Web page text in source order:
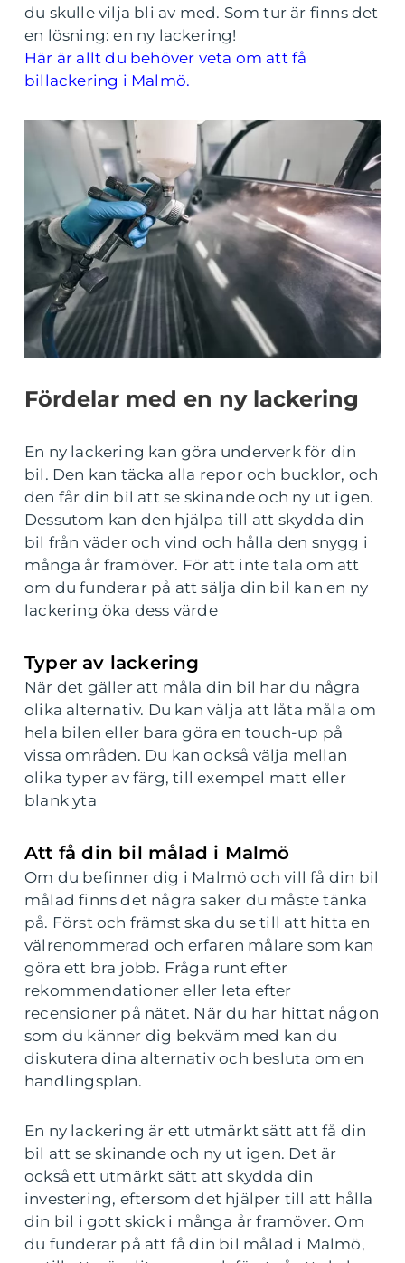
du skulle vilja bli av med. Som tur är finns det
en lösning: en ny lackering!
Här är allt du behöver veta om att få
billackering i Malmö.
Fördelar med en ny lackering
En ny lackering kan göra underverk för din
bil. Den kan täcka alla repor och bucklor, och
den får din bil att se skinande och ny ut igen.
Dessutom kan den hjälpa till att skydda din
bil från väder och vind och hålla den snygg i
många år framöver. För att inte tala om att
om du funderar på att sälja din bil kan en ny
lackering öka dess värde
Typer av lackering
När det gäller att måla din bil har du några
olika alternativ. Du kan välja att låta måla om
hela bilen eller bara göra en touch-up på
vissa områden. Du kan också välja mellan
olika typer av färg, till exempel matt eller
blank yta
Att få din bil målad i Malmö
Om du befinner dig i Malmö och vill få din bil
målad finns det några saker du måste tänka
på. Först och främst ska du se till att hitta en
välrenommerad och erfaren målare som kan
göra ett bra jobb. Fråga runt efter
rekommendationer eller leta efter
recensioner på nätet. När du har hittat någon
som du känner dig bekväm med kan du
diskutera dina alternativ och besluta om en
handlingsplan.
En ny lackering är ett utmärkt sätt att få din
bil att se skinande och ny ut igen. Det är
också ett utmärkt sätt att skydda din
investering, eftersom det hjälper till att hålla
din bil i gott skick i många år framöver. Om
du funderar på att få din bil målad i Malmö,